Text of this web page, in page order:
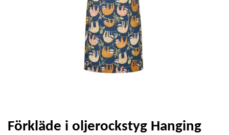
Förkläde i oljerockstyg Hanging